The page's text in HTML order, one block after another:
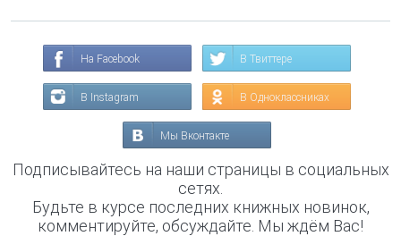
На Facebook В Твиттере
В Instagram В Одноклассниках
Мы Вконтакте
Подписывайтесь на наши страницы в социальных
сетях.
Будьте в курсе последних книжных новинок,
комментируйте, обсуждайте. Мы ждём Вас!